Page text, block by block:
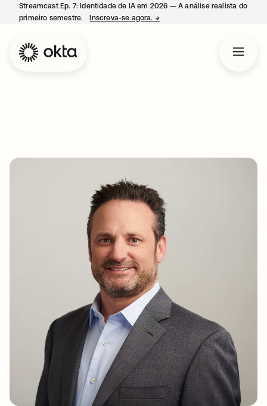
Streamcast Ep. 7: Identidade de IA em 2026 — A análise realista do
primeiro semestre.
Inscreva-se agora. →